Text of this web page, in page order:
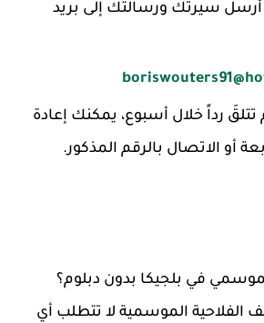
أرسل سيرتك ورسالتك إلى بريد
تتلقَ رداً خلال أسبوع، يمكنك إعادة
أو الاتصال بالرقم المذكور.
في بلجيكا بدون دبلوم؟
الفلاحية الموسمية لا تتطلب أي